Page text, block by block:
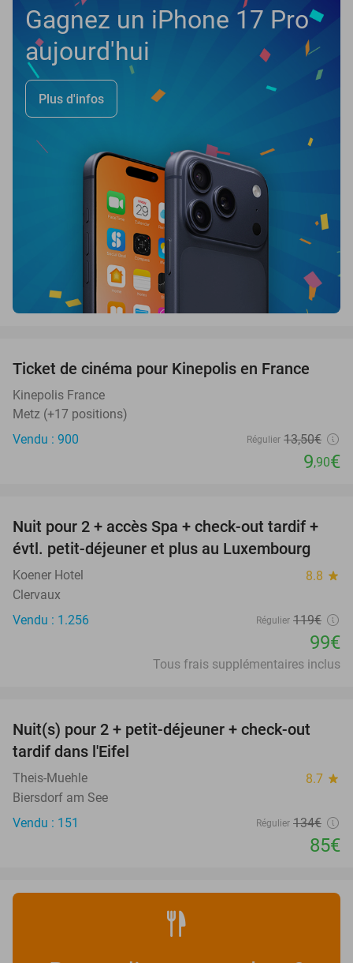
Gagnez un iPhone 17 Pro
aujourd'hui
Plus d'infos
27%
OUT
Ticket de cinéma pour Kinepolis en France
Kinepolis France
Metz (+17 positions)
Vendu : 900
Régulier 13,50€
9,90€
17%
Nuit pour 2 + accès Spa + check-out tardif +
évtl. petit-déjeuner et plus au Luxembourg
Koener Hotel 8.8 star
Clervaux
Vendu : 1.256
Régulier 119€
99€
Tous frais supplémentaires inclus
37%
Nuit(s) pour 2 + petit-déjeuner + check-out
tardif dans l'Eifel
Theis-Muehle 8.7 star
Biersdorf am See
Vendu : 151
Régulier 134€
85€